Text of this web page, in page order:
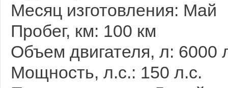
Месяц изготовления: Май
Пробег, км: 100 км
Объем двигателя, л: 6000
Мощность, л.с.: 150 л.с.